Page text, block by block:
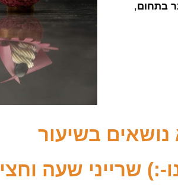
בתחום,
בשיעור
:) שרייני שעה וחצי